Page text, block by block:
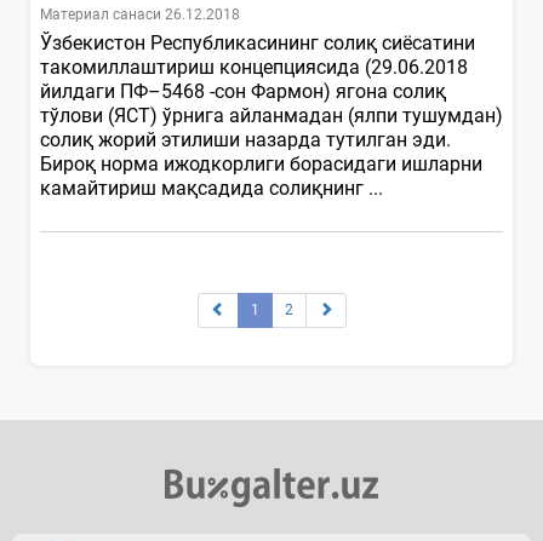
Материал санаси 26.12.2018
Ўзбекистон Республикасининг солиқ сиёсатини
такомиллаштириш концепциясида (29.06.2018
йилдаги ПФ–5468 -сон Фармон) ягона солиқ
тўлови (ЯСТ) ўрнига айланмадан (ялпи тушумдан)
солиқ жорий этилиши назарда тутилган эди.
Бироқ норма ижодкорлиги борасидаги ишларни
камайтириш мақсадида солиқнинг ...
1 2